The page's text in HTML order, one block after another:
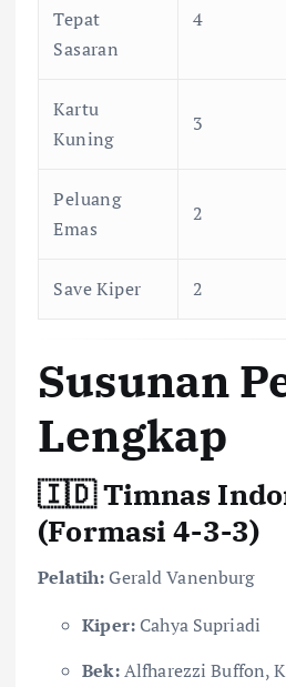
Tepat
Sasaran
4
Kartu
Kuning
3
Peluang
Emas
2
Save Kiper 2
Susunan
Lengkap
🇮🇩 Timnas
(Formasi 4-3-3)
Pelatih: Gerald Vanenburg
Kiper:Cahya Supriadi
Bek:Alfharezzi Buffon,